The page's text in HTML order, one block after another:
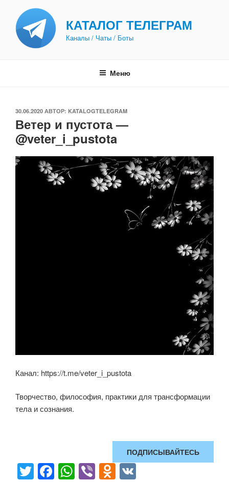
содержимому
КАТАЛОГ ТЕЛЕГРАМ
Каналы / Чаты / Боты
Меню
ОПУБЛИКОВАНО
30.06.2020 АВТОР: KATALOGTELEGRAM
Ветер и пустота —
@veter_i_pustota
Канал: https://t.me/veter_i_pustota
Творчество, философия, практики для трансформации
тела и сознания.
ПОДПИСЫВАЙТЕСЬ
T F W Vi O